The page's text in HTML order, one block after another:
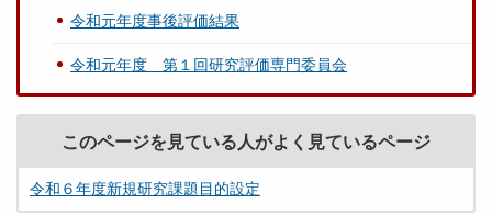
令和元年度事後評価結果
令和元年度 第１回研究評価専門委員会
このページを見ている人がよく見ているページ
令和６年度新規研究課題目的設定